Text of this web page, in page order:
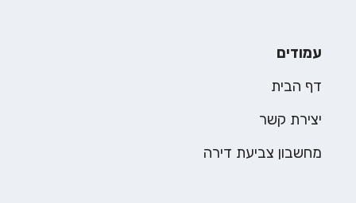
עמודים
דף הבית
יצירת קשר
מחשבון צביעת דירה